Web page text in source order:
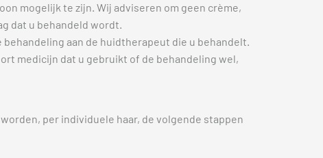
mogelijk te zijn. Wij adviseren om geen crème,
dat u behandeld wordt.
aan de huidtherapeut die u behandelt.
medicijn dat u gebruikt of de behandeling wel,
per individuele haar, de volgende stappen